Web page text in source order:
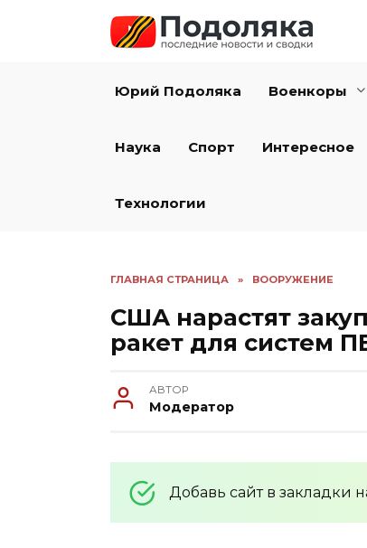
Юрий Подоляка Военкоры
Наука Спорт Интересное
Технологии
ГЛАВНАЯ СТРАНИЦА » ВООРУЖЕНИЕ
США нарастят
ракет для систем
АВТОР
Модератор
Добавь сайт в закладки